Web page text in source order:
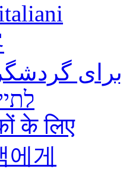
برای
के लिए
에게